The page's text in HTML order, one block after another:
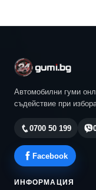
Автомобилни гуми
съдействие при
0700 50 199
Facebook
ИНФОРМАЦИЯ